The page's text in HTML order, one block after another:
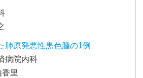
肺原発悪性黒色腫の1例
病院内科
里